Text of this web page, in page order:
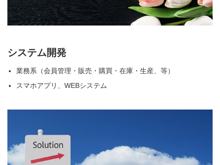
システム開発
業務系（会員管理・販売・購買・在庫・生産、等）
スマホアプリ、WEBシステム